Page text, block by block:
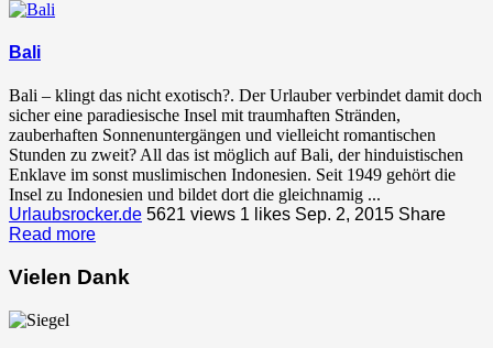
Bali
Bali – klingt das nicht exotisch?. Der Urlauber verbindet damit doch
sicher eine paradiesische Insel mit traumhaften Stränden,
zauberhaften Sonnenuntergängen und vielleicht romantischen
Stunden zu zweit? All das ist möglich auf Bali, der hinduistischen
Enklave im sonst muslimischen Indonesien. Seit 1949 gehört die
Insel zu Indonesien und bildet dort die gleichnamig ...
Urlaubsrocker.de 5621 views 1 likes Sep. 2, 2015 Share
Read more
Vielen Dank